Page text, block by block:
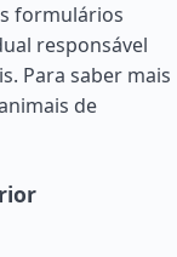
formulários
responsável
Para saber mais
de